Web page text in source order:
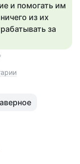
и помогать им
из их
за